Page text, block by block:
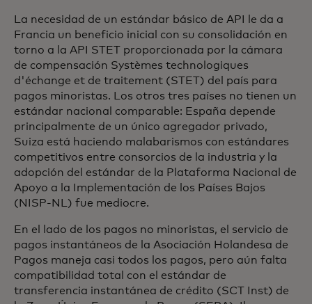
La necesidad de un estándar básico de API le da a
Francia un beneficio inicial con su consolidación en
torno a la API STET proporcionada por la cámara
de compensación Systèmes technologiques
d'échange et de traitement (STET) del país para
pagos minoristas. Los otros tres países no tienen un
estándar nacional comparable: España depende
principalmente de un único agregador privado,
Suiza está haciendo malabarismos con estándares
competitivos entre consorcios de la industria y la
adopción del estándar de la Plataforma Nacional de
Apoyo a la Implementación de los Países Bajos
(NISP-NL) fue mediocre.
En el lado de los pagos no minoristas, el servicio de
pagos instantáneos de la Asociación Holandesa de
Pagos maneja casi todos los pagos, pero aún falta
compatibilidad total con el estándar de
transferencia instantánea de crédito (SCT Inst) de